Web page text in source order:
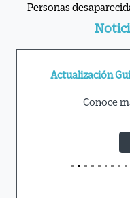
Personas
Actualización
Conoce